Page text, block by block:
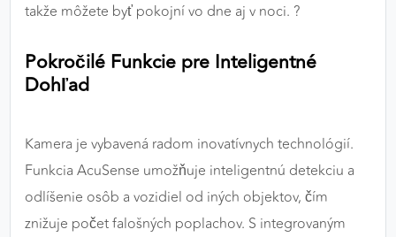
takže môžete byť pokojní vo dne aj v noci. ?
Pokročilé Funkcie pre Inteligentné
Dohľad
Kamera je vybavená radom inovatívnych technológií.
Funkcia AcuSense umožňuje inteligentnú detekciu a
odlíšenie osôb a vozidiel od iných objektov, čím
znižuje počet falošných poplachov. S integrovaným